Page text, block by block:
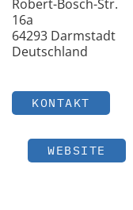
Robert-Bosch-Str.
16a
64293 Darmstadt
Deutschland
KONTAKT
WEBSITE